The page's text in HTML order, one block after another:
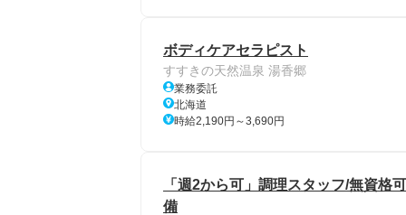
ボディケアセラピスト
すすきの天然温泉 湯香郷
業務委託
北海道
時給2,190円～3,690円
「週2から可」調理スタッフ/無資格
備